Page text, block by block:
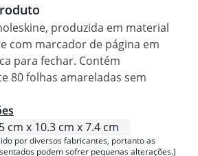
produzida em material
com marcador de página em
para fechar. Contém
80 folhas amareladas sem
cm x 10.3 cm x 7.4 cm
por diversos fabricantes, portanto as
podem sofrer pequenas alterações.)